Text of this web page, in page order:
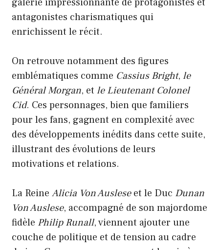
antagonistes charismatiques qui
enrichissent le récit.
On retrouve notamment des figures
emblématiques comme Cassius Bright, le
Général Morgan, et le Lieutenant Colonel
Cid. Ces personnages, bien que familiers
pour les fans, gagnent en complexité avec
des développements inédits dans cette suite,
illustrant des évolutions de leurs
motivations et relations.
La Reine Alicia Von Ausleseet le Duc Dunan
Von Auslese, accompagné de son majordome
fidèle Philip Runall, viennent ajouter une
couche de politique et de tension au cadre